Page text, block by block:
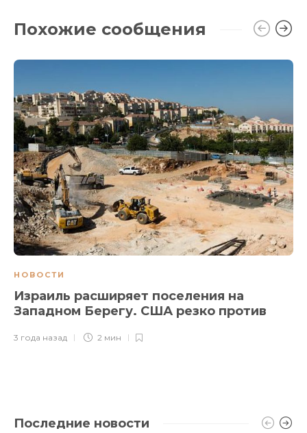
Похожие сообщения
НОВОСТИ
Израиль расширяет поселения на
Западном Берегу. США резко против
3 года назад 2 мин
Последние новости